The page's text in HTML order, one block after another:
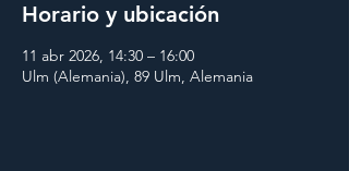
Horario y ubicación
11 abr 2026, 14:30 – 16:00
Ulm (Alemania), 89 Ulm, Alemania